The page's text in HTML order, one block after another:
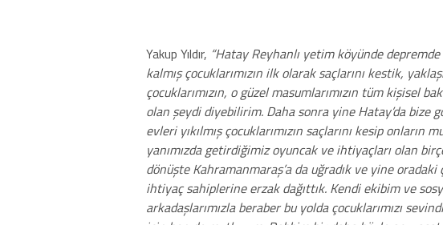
Yakup Yıldır, “Hatay Reyhanlı yetim köyünde
kalmış çocuklarımızın ilk olarak saçlarını kestik,
çocuklarımızın, o güzel masumlarımızın tüm kişisel
olan şeydi diyebilirim. Daha sonra yine Hatay’da
evleri yıkılmış çocuklarımızın saçlarını kesip
yanımızda getirdiğimiz oyuncak ve ihtiyaçları olan
dönüşte Kahramanmaraş’a da uğradık ve yine oradaki
ihtiyaç sahiplerine erzak dağıttık. Kendi ekibim ve
arkadaşlarımızla beraber bu yolda çocuklarımızı